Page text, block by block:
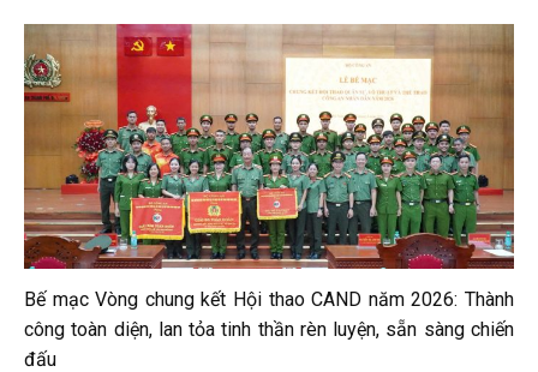
Bế mạc Vòng chung kết Hội thao CAND năm 2026: Thành
công toàn diện, lan tỏa tinh thần rèn luyện, sẵn sàng chiến
đấu